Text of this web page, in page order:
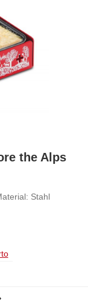
Sternen
the Alps
Stahl